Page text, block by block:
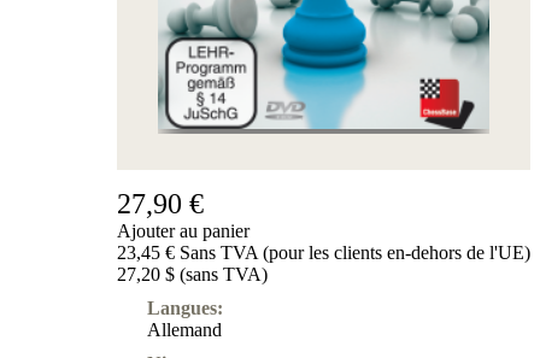
27,90 €
Ajouter au panier
23,45 € Sans TVA (pour les clients en-dehors de l'UE)
27,20 $ (sans TVA)
Langues:
Allemand
Produits
pour
débutants
ChessBase
Magazine
Extra
Ludwig